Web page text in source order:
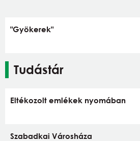
"Gyökerek"
Tudástár
Eltékozolt emlékek nyomában
Szabadkai Városháza